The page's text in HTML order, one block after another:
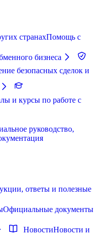
странахПомощь с
бизнеса
безопасных сделок и
и курсы по работе с
руководство,
ответы и полезные
Официальные документы
НовостиНовости и